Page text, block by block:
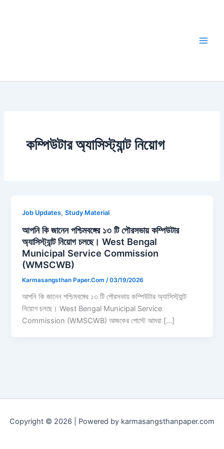
কম্পিউটার অ্যাসিস্ট্যান্ট নিয়োগ
Job Updates,Study Material
আপনি কি জানেন পশ্চিমবঙ্গের ১৩ টি পৌরসভায় কম্পিউটার
অ্যাসিস্ট্যান্ট নিয়োগ চলছে। West Bengal
Municipal Service Commission
(WMSCWB)
Karmasangsthan Paper.Com /03/19/2026
আপনি কি জানেন পশ্চিমবঙ্গের ১৩ টি পৌরসভায় কম্পিউটার অ্যাসিস্ট্যান্ট
নিয়োগ চলছে। West Bengal Municipal Service
Commission (WMSCWB) আজকের পোস্টে আমরা […]
Copyright © 2026 | Powered by karmasangsthanpaper.com